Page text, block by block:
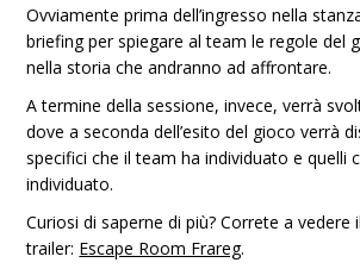
Ovviamente prima dell’ingresso nella
briefing per spiegare al team le regole del
nella storia che andranno ad affrontare.
A termine della sessione, invece, verrà
dove a seconda dell’esito del gioco verrà
specifici che il team ha individuato e quelli
individuato.
Curiosi di saperne di più? Correte a vedere
trailer: Escape Room Frareg.